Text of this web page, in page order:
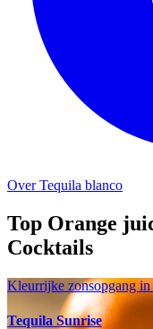
Over Tequila blanco
Top Orange
Cocktails
Kleurrijke zonsopgang in
Tequila Sunrise